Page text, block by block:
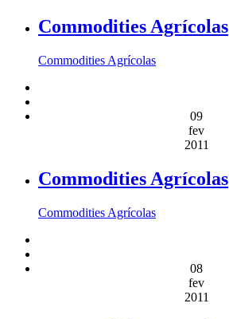
Commodities Agrícolas
Commodities Agrícolas
09
fev
2011
Commodities Agrícolas
Commodities Agrícolas
08
fev
2011